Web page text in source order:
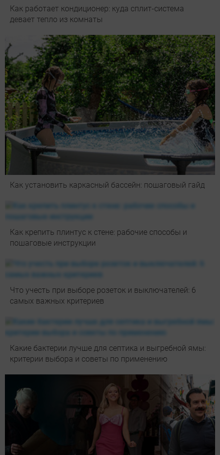
Как работает кондиционер: куда сплит-система
девает тепло из комнаты
Как установить каркасный бассейн: пошаговый гайд
Как крепить плинтус к стене: рабочие способы и
пошаговые инструкции
Что учесть при выборе розеток и выключателей: 6
самых важных критериев
Какие бактерии лучше для септика и выгребной ямы:
критерии выбора и советы по применению